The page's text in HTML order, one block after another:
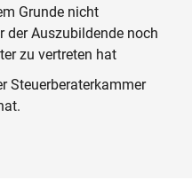
Grunde nicht
der Auszubildende noch
zu vertreten hat
Steuerberaterkammer